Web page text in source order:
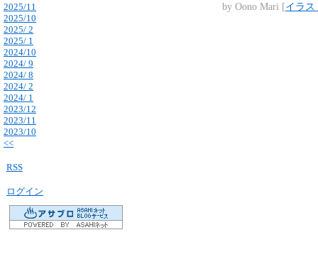
2025/11
2025/10
2025/ 2
2025/ 1
2024/10
2024/ 9
2024/ 8
2024/ 2
2024/ 1
2023/12
2023/11
2023/10
<<
RSS
ログイン
by Oono Mari [イラス